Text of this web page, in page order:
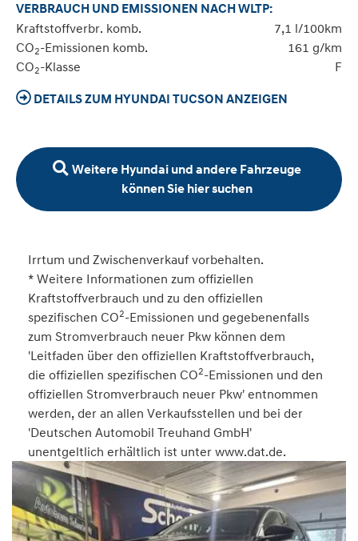
VERBRAUCH UND EMISSIONEN NACH WLTP:
Kraftstoffverbr. komb.
7,1 l/100km
CO2-Emissionen komb.
161 g/km
CO2-Klasse F
DETAILS ZUM HYUNDAI TUCSON ANZEIGEN
Weitere Hyundai und andere Fahrzeuge
können Sie hier suchen
Irrtum und Zwischenverkauf vorbehalten.
* Weitere Informationen zum offiziellen
Kraftstoffverbrauch und zu den offiziellen
spezifischen CO2-Emissionen und gegebenenfalls
zum Stromverbrauch neuer Pkw können dem
'Leitfaden über den offiziellen Kraftstoffverbrauch,
die offiziellen spezifischen CO2-Emissionen und den
offiziellen Stromverbrauch neuer Pkw' entnommen
werden, der an allen Verkaufsstellen und bei der
'Deutschen Automobil Treuhand GmbH'
unentgeltlich erhältlich ist unter www.dat.de.